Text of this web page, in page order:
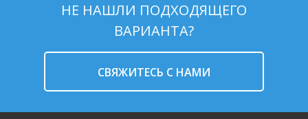
НЕ НАШЛИ ПОДХОДЯЩЕГО
ВАРИАНТА?
CВЯЖИТЕСЬ С НАМИ